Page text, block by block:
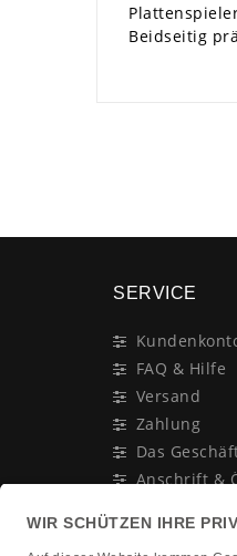
Beidseitig
SERVICE
FAQ & Hilfe
Versand
Zahlung
Das
Anschrift &
Newsletter